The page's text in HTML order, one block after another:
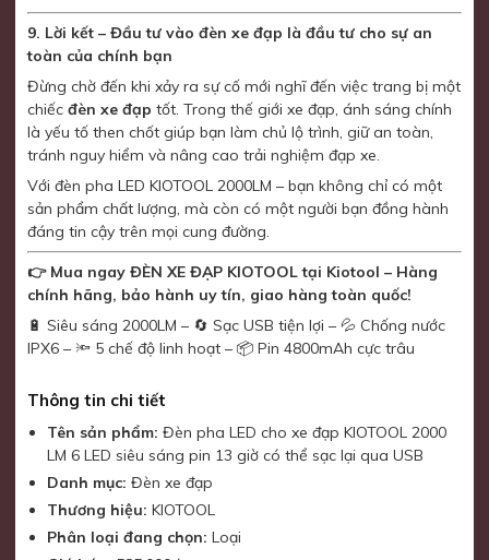
9. Lời kết – Đầu tư vào đèn xe đạp là đầu tư cho sự an
toàn của chính bạn
Đừng chờ đến khi xảy ra sự cố mới nghĩ đến việc trang bị một
chiếc đèn xe đạp tốt. Trong thế giới xe đạp, ánh sáng chính
là yếu tố then chốt giúp bạn làm chủ lộ trình, giữ an toàn,
tránh nguy hiểm và nâng cao trải nghiệm đạp xe.
Với đèn pha LED KIOTOOL 2000LM – bạn không chỉ có một
sản phẩm chất lượng, mà còn có một người bạn đồng hành
đáng tin cậy trên mọi cung đường.
👉 Mua ngay ĐÈN XE ĐẠP KIOTOOL tại Kiotool – Hàng
chính hãng, bảo hành uy tín, giao hàng toàn quốc!
🔋 Siêu sáng 2000LM – 🔄 Sạc USB tiện lợi – 💦 Chống nước
IPX6 – 🔦 5 chế độ linh hoạt – 📦 Pin 4800mAh cực trâu
Thông tin chi tiết
Tên sản phẩm: Đèn pha LED cho xe đạp KIOTOOL 2000
LM 6 LED siêu sáng pin 13 giờ có thể sạc lại qua USB
Danh mục: Đèn xe đạp
Thương hiệu: KIOTOOL
Phân loại đang chọn: Loại